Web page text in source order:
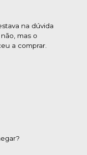
na dúvida
mas o
a comprar.